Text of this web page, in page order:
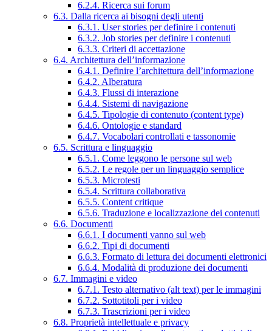
6.2.4. Ricerca sui forum
6.3. Dalla ricerca ai bisogni degli utenti
6.3.1. User stories per definire i contenuti
6.3.2. Job stories per definire i contenuti
6.3.3. Criteri di accettazione
6.4. Architettura dell’informazione
6.4.1. Definire l’architettura dell’informazione
6.4.2. Alberatura
6.4.3. Flussi di interazione
6.4.4. Sistemi di navigazione
6.4.5. Tipologie di contenuto (content type)
6.4.6. Ontologie e standard
6.4.7. Vocabolari controllati e tassonomie
6.5. Scrittura e linguaggio
6.5.1. Come leggono le persone sul web
6.5.2. Le regole per un linguaggio semplice
6.5.3. Microtesti
6.5.4. Scrittura collaborativa
6.5.5. Content critique
6.5.6. Traduzione e localizzazione dei contenuti
6.6. Documenti
6.6.1. I documenti vanno sul web
6.6.2. Tipi di documenti
6.6.3. Formato di lettura dei documenti elettronici
6.6.4. Modalità di produzione dei documenti
6.7. Immagini e video
6.7.1. Testo alternativo (alt text) per le immagini
6.7.2. Sottotitoli per i video
6.7.3. Trascrizioni per i video
6.8. Proprietà intellettuale e privacy